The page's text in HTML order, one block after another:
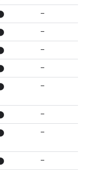
–
–
–
–
–
–
–
–